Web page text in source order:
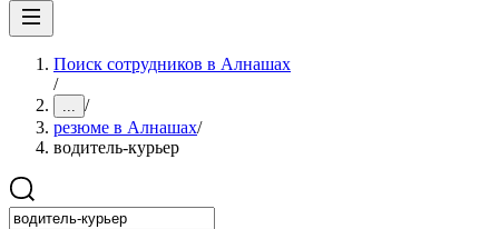
Поиск сотрудников в Алнашах
/
... /
резюме в Алнашах/
водитель-курьер